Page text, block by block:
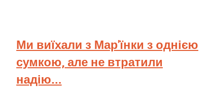
Ми виїхали з Мар'їнки з однією
сумкою, але не втратили
надію...